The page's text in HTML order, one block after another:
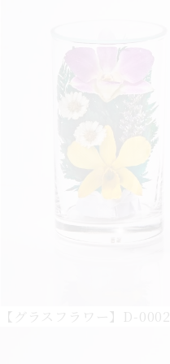
【グラスフラワー】D-0002